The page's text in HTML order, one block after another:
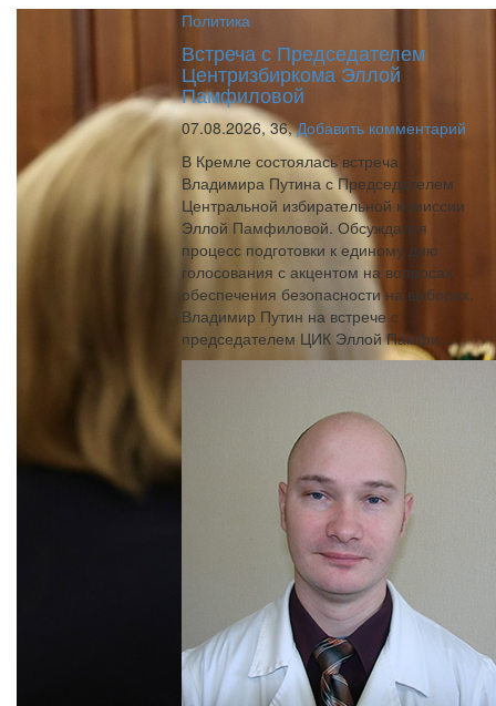
Политика
Встреча с Председателем
Центризбиркома Эллой
Памфиловой
07.08.2026, 36, Добавить комментарий
В Кремле состоялась встреча
Владимира Путина с Председателем
Центральной избирательной комиссии
Эллой Памфиловой. Обсуждался
процесс подготовки к единому дню
голосования с акцентом на вопросах
обеспечения безопасности на выборах.
Владимир Путин на встрече с
председателем ЦИК Эллой Памфи...